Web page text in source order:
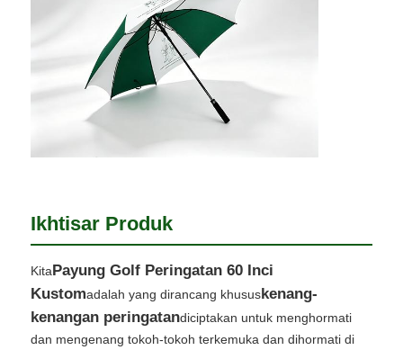
Kontrol kualitas
Hubungi kami
Semua Kasus
Quote request suatu
payung golf
Ikhtisar Produk
KitaPayung Golf Peringatan 60 Inci
Kustomadalah yang dirancang khususkenang-
kenangan peringatandiciptakan untuk menghormati
dan mengenang tokoh-tokoh terkemuka dan dihormati di